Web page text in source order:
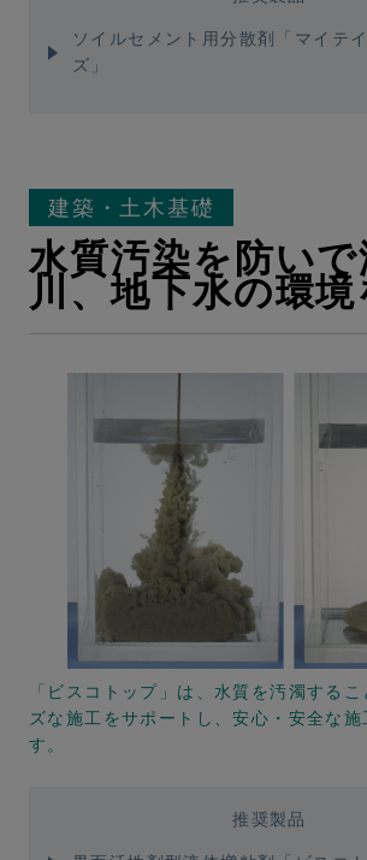
ソイルセメント用分散剤「マイテ
ズ」
建築・土木基礎
水質汚染を防い
川、地下水の環境
「ビスコトップ」は、水質を汚濁する
ズな施工をサポートし、安心・安全な施
す。
推奨製品